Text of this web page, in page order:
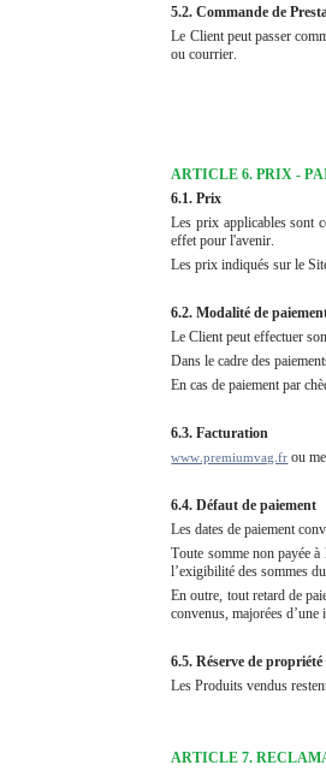
5.2. Commande de
Le Client peut passer
ou courrier.
ARTICLE 6. PRIX -
6.1. Prix
Les prix applicables sont
effet pour l'avenir.
Les prix indiqués sur le
6.2. Modalité de
Le Client peut effectuer
Dans le cadre des
En cas de paiement par
6.3. Facturation
www.premiumvag.fr ou
6.4. Défaut de paiement
Les dates de paiement
Toute somme non payée
l’exigibilité des sommes
En outre, tout retard de
convenus, majorées
6.5. Réserve de propriété
Les Produits vendus
ARTICLE 7.